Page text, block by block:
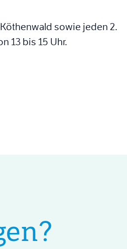
sowie jeden 2.
13 bis 15 Uhr.